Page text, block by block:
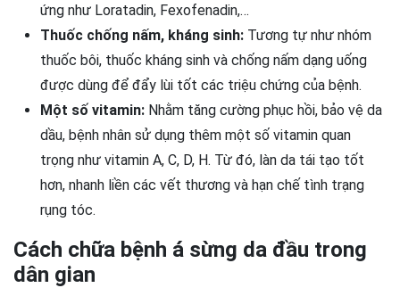
ứng như Loratadin, Fexofenadin,…
Thuốc chống nấm, kháng sinh: Tương tự như nhóm
thuốc bôi, thuốc kháng sinh và chống nấm dạng uống
được dùng để đẩy lùi tốt các triệu chứng của bệnh.
Một số vitamin: Nhằm tăng cường phục hồi, bảo vệ da
dầu, bệnh nhân sử dụng thêm một số vitamin quan
trọng như vitamin A, C, D, H. Từ đó, làn da tái tạo tốt
hơn, nhanh liền các vết thương và hạn chế tình trạng
rụng tóc.
Cách chữa bệnh á sừng da đầu trong
dân gian